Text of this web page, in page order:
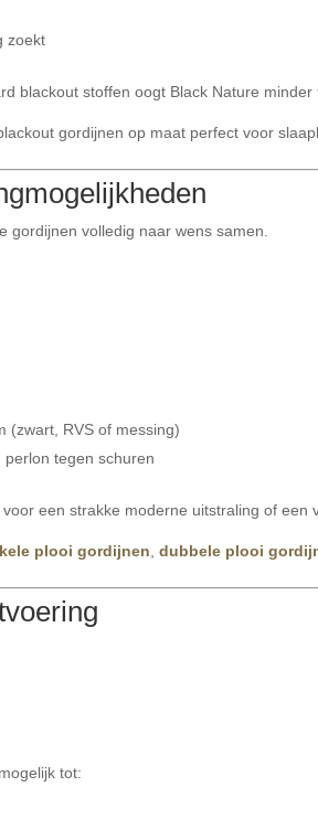
zoekt
blackout stoffen oogt Black Nature
gordijnen op maat perfect voor
gordijnen volledig naar wens samen.
(zwart, RVS of messing)
tegen schuren
een strakke moderne uitstraling of een
plooi gordijnen ,dubbele plooi
tot: